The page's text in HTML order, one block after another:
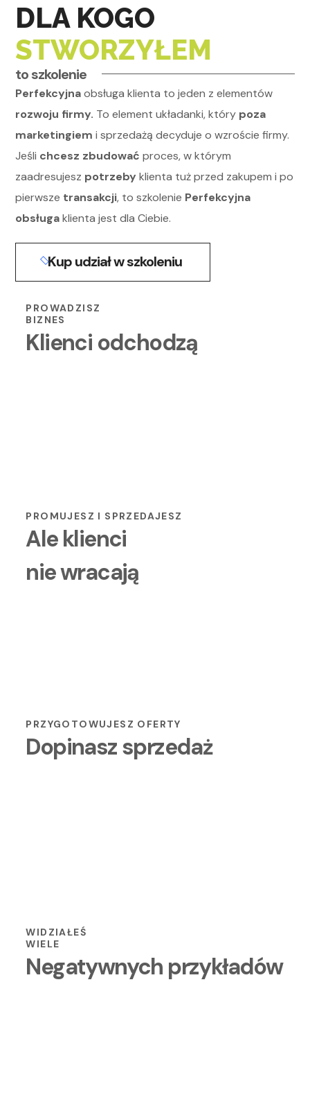
to szkolenie
DLA KOGO
STWORZYŁEM
Perfekcyjnaobsługa klienta to jeden z elementów
rozwoju firmy. To element układanki, który poza
marketingiem i sprzedażą decyduje o wzroście firmy.
Jeśli chcesz zbudować proces, w którym
zaadresujesz potrzeby klienta tuż przed zakupem i po
pierwsze transakcji, to szkolenie Perfekcyjna
obsługaklienta jest dla Ciebie.
Kup udział w szkoleniu
PROWADZISZ
BIZNES
Klienci odchodzą
PROMUJESZ I SPRZEDAJESZ
Ale klienci
nie wracają
PRZYGOTOWUJESZ OFERTY
Dopinasz sprzedaż
WIDZIAŁEŚ
WIELE
Negatywnych przykładów